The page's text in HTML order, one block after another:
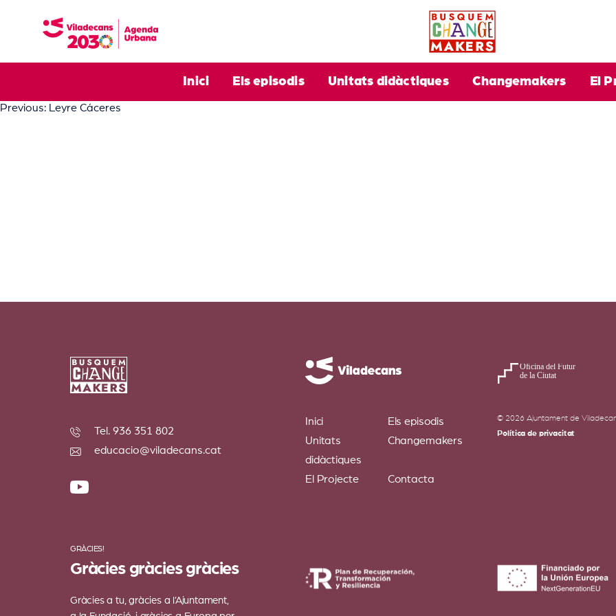
Inici Els episodis Unitats didàctiques Changemakers El
Navegació
Previous: Leyre Cáceres
Tel. 936 351 802
educacio@viladecans.cat
GRÀCIES!
Gràcies gràcies gràcies
Gràcies a tu, gràcies a l’Ajuntament,
Inici
Els episodis
Unitats
didàctiques
Changemakers
El Projecte Contacta
© 2026 Ajuntament de
Política de privacitat